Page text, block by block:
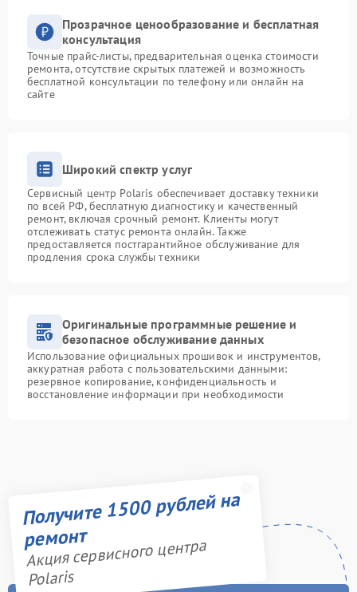
Прозрачное ценообразование и бесплатная
консультация
Точные прайс-листы, предварительная оценка стоимости
ремонта, отсутствие скрытых платежей и возможность
бесплатной консультации по телефону или онлайн на
сайте
Широкий спектр услуг
Сервисный центр Polaris обеспечивает доставку техники
по всей РФ, бесплатную диагностику и качественный
ремонт, включая срочный ремонт. Клиенты могут
отслеживать статус ремонта онлайн. Также
предоставляется постгарантийное обслуживание для
продления срока службы техники
Оригинальные программные решение и
безопасное обслуживание данных
Использование официальных прошивок и инструментов,
аккуратная работа с пользовательскими данными:
резервное копирование, конфиденциальность и
восстановление информации при необходимости
Получите 1500 рублей на
ремонт
Акция сервисного центра
Polaris